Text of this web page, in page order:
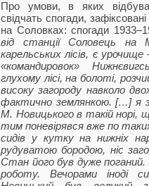
Про умови, в яких
свідчать спогади,
на Соловках: спогади
від станції Соловець на
карельських лісів, є
«командировок»
глухому лісі, на болоті,
високу загороду навколо
фактично землянкою. […] я
М. Новицького в такій норі,
тим поневірявся вже по
сидів у кутку на нижніх
рудуватою бородою, ніс
Стан його був дуже
роботу. Вечорами іноді